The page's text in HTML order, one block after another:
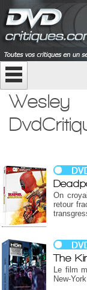
On
retour
The
Le film
New-